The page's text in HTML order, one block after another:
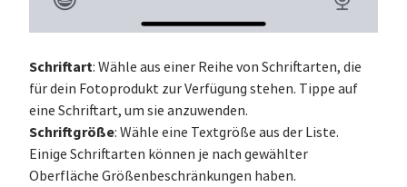
Schriftart: Wähle aus einer Reihe von Schriftarten, die
für dein Fotoprodukt zur Verfügung stehen. Tippe auf
eine Schriftart, um sie anzuwenden.
Schriftgröße: Wähle eine Textgröße aus der Liste.
Einige Schriftarten können je nach gewählter
Oberfläche Größenbeschränkungen haben.